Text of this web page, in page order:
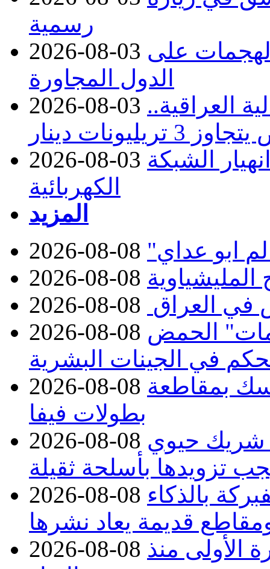
رسمية
2026-08-03 على
الدول المجاورة
2026-08-03 العراقية..
2026-08-03 الشبكة
الكهربائية
المزيد
2026-08-08
2026-08-08
2026-08-08 في العراق
2026-08-08 الحمض
في الجينات البشرية
2026-08-08 بمقاطعة
بطولات فيفا
2026-08-08 شريك حيوي
تزويدها بأسلحة ثقيلة
2026-08-08 بالذكاء
قديمة يعاد نشرها
2026-08-08 تتجاوز 4000 للمرة الأولى منذ